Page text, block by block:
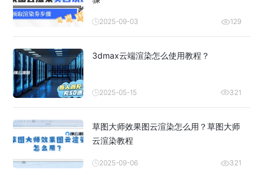
2025-09-03 129
3dmax云端渲染怎么使用教程？
2025-05-15 321
草图大师效果图云渲染怎么用？草图大师
云渲染教程
2025-09-06 321